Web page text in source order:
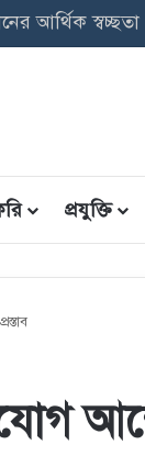
শিক্ষার্থীদের
প্রযুক্তি